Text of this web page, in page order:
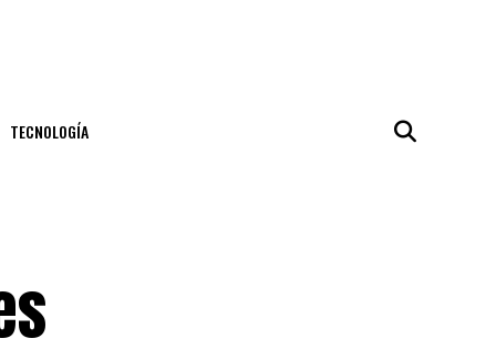
TECNOLOGÍA